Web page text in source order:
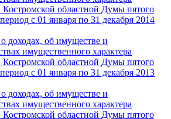
Костромской областной Думы пятого
с 01 января по 31 декабря 2014
доходах, об имуществе и
имущественного характера
Костромской областной Думы пятого
с 01 января по 31 декабря 2013
доходах, об имуществе и
имущественного характера
Костромской областной Думы пятого